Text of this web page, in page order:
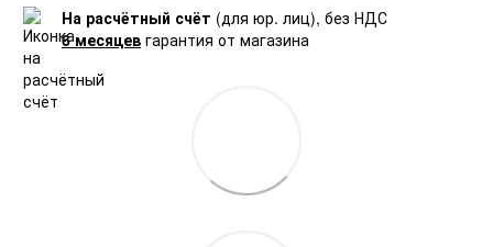
На расчётный счёт (для юр. лиц), без НДС
6 месяцев гарантия от магазина